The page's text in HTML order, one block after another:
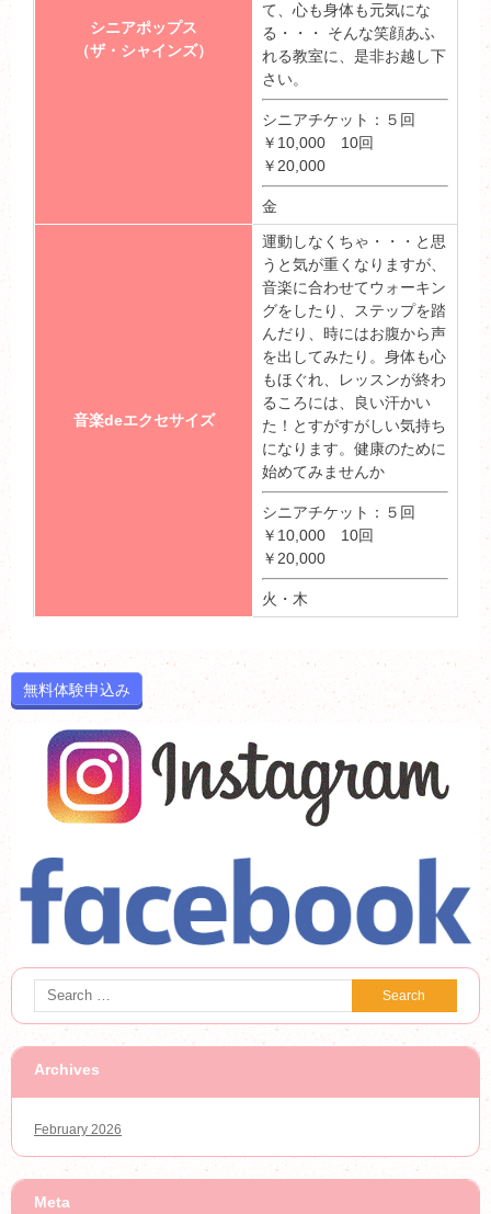
シニアポップス
（ザ・シャインズ）
て、心も身体も元気にな
る・・・ そんな笑顔あふ
れる教室に、是非お越し下
さい。
シニアチケット：５回
￥10,000 10回
￥20,000
金
音楽deエクセサイズ
運動しなくちゃ・・・と思
うと気が重くなりますが、
音楽に合わせてウォーキン
グをしたり、ステップを踏
んだり、時にはお腹から声
を出してみたり。身体も心
もほぐれ、レッスンが終わ
るころには、良い汗かい
た！とすがすがしい気持ち
になります。健康のために
始めてみませんか
シニアチケット：５回
￥10,000 10回
￥20,000
火・木
無料体験申込み
Archives
February 2026
Meta